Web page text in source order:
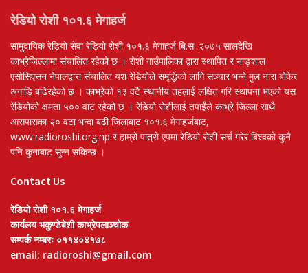
रेडियो रोशी १०१.६ मेगाहर्ज
सामुदायिक रेडियो सेवा रेडियो रोशी १०१.६ मेगाहर्ज बि.स. २०७५ सालदेखि
काभ्रेजिल्लामा संचालित रहेको छ । रोशी गाउँपालिका द्वारा स्थापित र नाङ्शाल
एसोसिएसन नेपालद्वारा संचालित यश रेडियोले समृद्धिको लागि सञ्चार भन्ने मुल नारा बोकेर
अगाडि बढिरहेको छ । काभ्रेको १३ वटै स्थानीय तहलाई लक्षित गरि स्थापना भएको यस
रेडियोको क्षमता ५०० वाट रहेको छ । रेडियो रोशीलाई तपाईंले काभ्रे जिल्ला साथै
आसपासका २० वटा भन्दा बढी जिलाबाट १०१.६ मेगाहर्जबाट,
www.radioroshi.org.np र हाम्रो पात्रो एपमा रेडियो रोशी सर्च गरेर बिश्वको कुनै
पनि कुनाबाट सुन्न सकिन्छ ।
Contact Us
रेडियो रोशी १०१.६ मेगाहर्ज
कार्यलय भकुण्डेबेशी काभ्रेपलाञ्चोक
सम्पर्क नम्बरः ०११४०४१७८
email: radioroshi@gmail.com